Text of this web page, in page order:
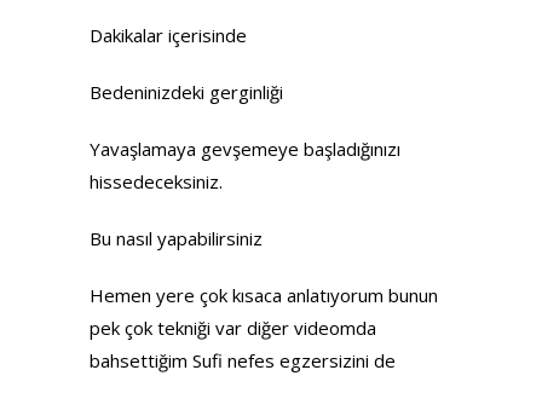
Dakikalar içerisinde
Bedeninizdeki gerginliği
Yavaşlamaya gevşemeye başladığınızı
hissedeceksiniz.
Bu nasıl yapabilirsiniz
Hemen yere çok kısaca anlatıyorum bunun
pek çok tekniği var diğer videomda
bahsettiğim Sufi nefes egzersizini de